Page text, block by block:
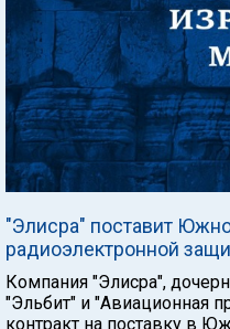
"Элисра" поставит
радиоэлектронной
Компания "Элисра",
"Эльбит" и "Авиационная
контракт на поставку в